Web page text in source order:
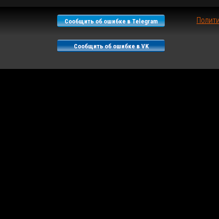
Сообщить об ошибке в Telegram
Сообщить об ошибке в VK